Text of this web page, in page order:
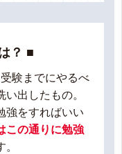
？ ■
験までにやるべ
出したもの。
強をすればいい
この通りに勉強